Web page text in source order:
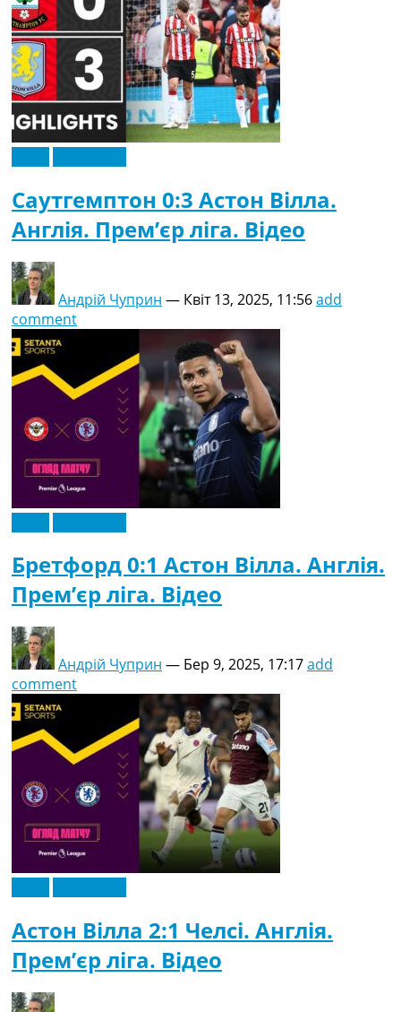
Саутгемптон 0:3 Астон Вілла.
Англія. Прем’єр ліга. Відео
Андрій Чуприн — Квіт 13, 2025, 11:56add
comment
Бретфорд 0:1 Астон Вілла. Англія.
Прем’єр ліга. Відео
Андрій Чуприн — Бер 9, 2025, 17:17add
comment
Астон Вілла 2:1 Челсі. Англія.
Прем’єр ліга. Відео